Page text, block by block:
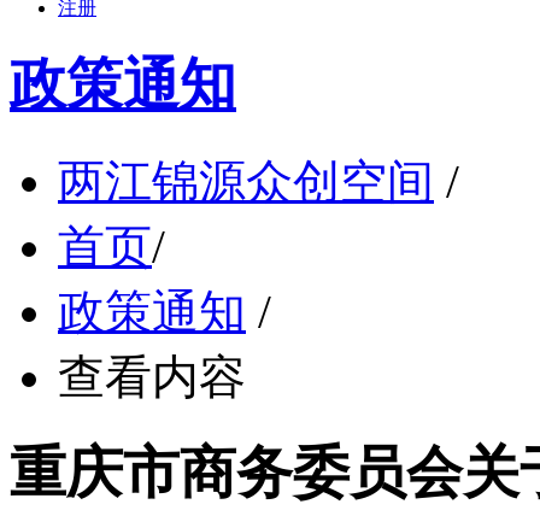
注册
政策通知
两江锦源众创空间 /
首页/
政策通知 /
查看内容
重庆市商务委员会